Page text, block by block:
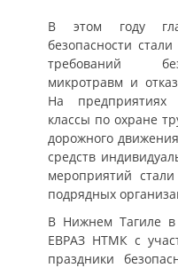
В этом году
безопасности
требований
микротравм и
На
классы по охране
дорожного
средств
мероприятий
подрядных
В Нижнем Тагиле в
ЕВРАЗ НТМК с
праздники